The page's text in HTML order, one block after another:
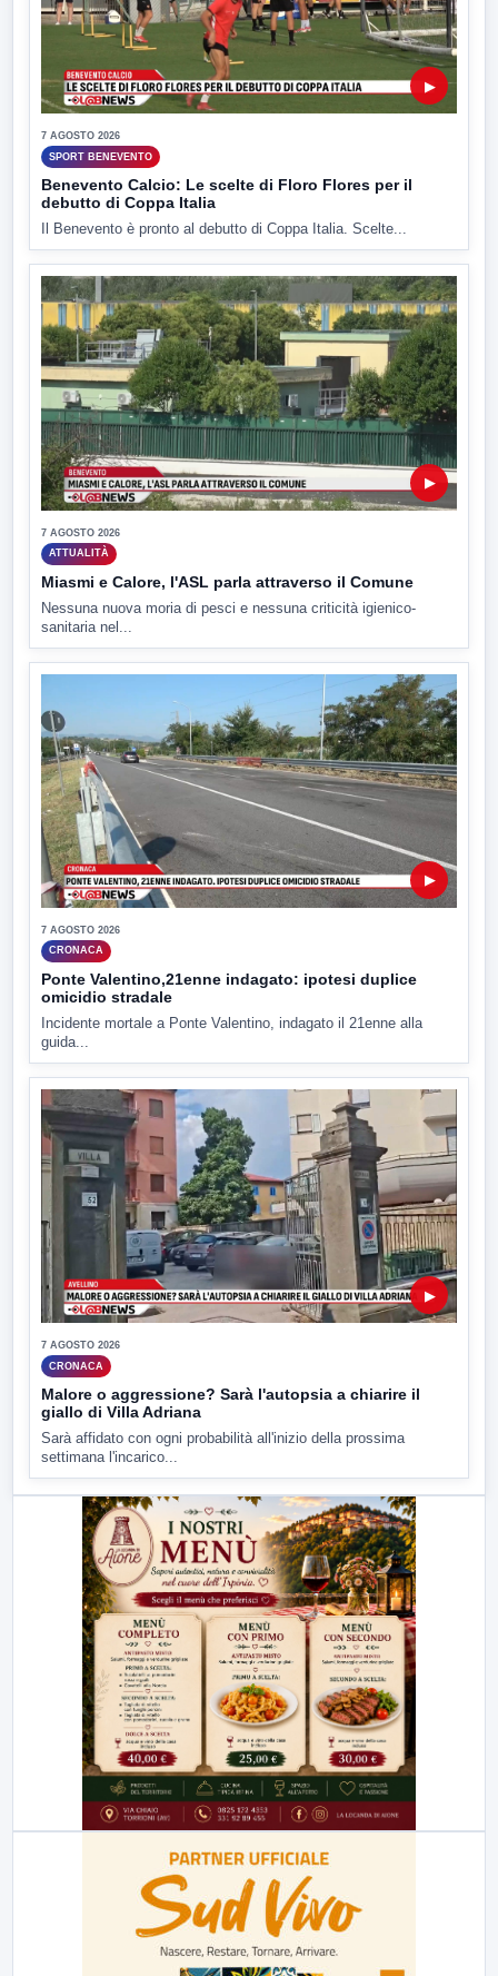
▶
7 AGOSTO 2026
SPORT BENEVENTO
Benevento Calcio: Le scelte di Floro Flores per il
debutto di Coppa Italia
Il Benevento è pronto al debutto di Coppa Italia. Scelte...
▶
7 AGOSTO 2026
ATTUALITÀ
Miasmi e Calore, l'ASL parla attraverso il Comune
Nessuna nuova moria di pesci e nessuna criticità igienico-
sanitaria nel...
▶
7 AGOSTO 2026
CRONACA
Ponte Valentino,21enne indagato: ipotesi duplice
omicidio stradale
Incidente mortale a Ponte Valentino, indagato il 21enne alla
guida...
▶
7 AGOSTO 2026
CRONACA
Malore o aggressione? Sarà l'autopsia a chiarire il
giallo di Villa Adriana
Sarà affidato con ogni probabilità all'inizio della prossima
settimana l'incarico...